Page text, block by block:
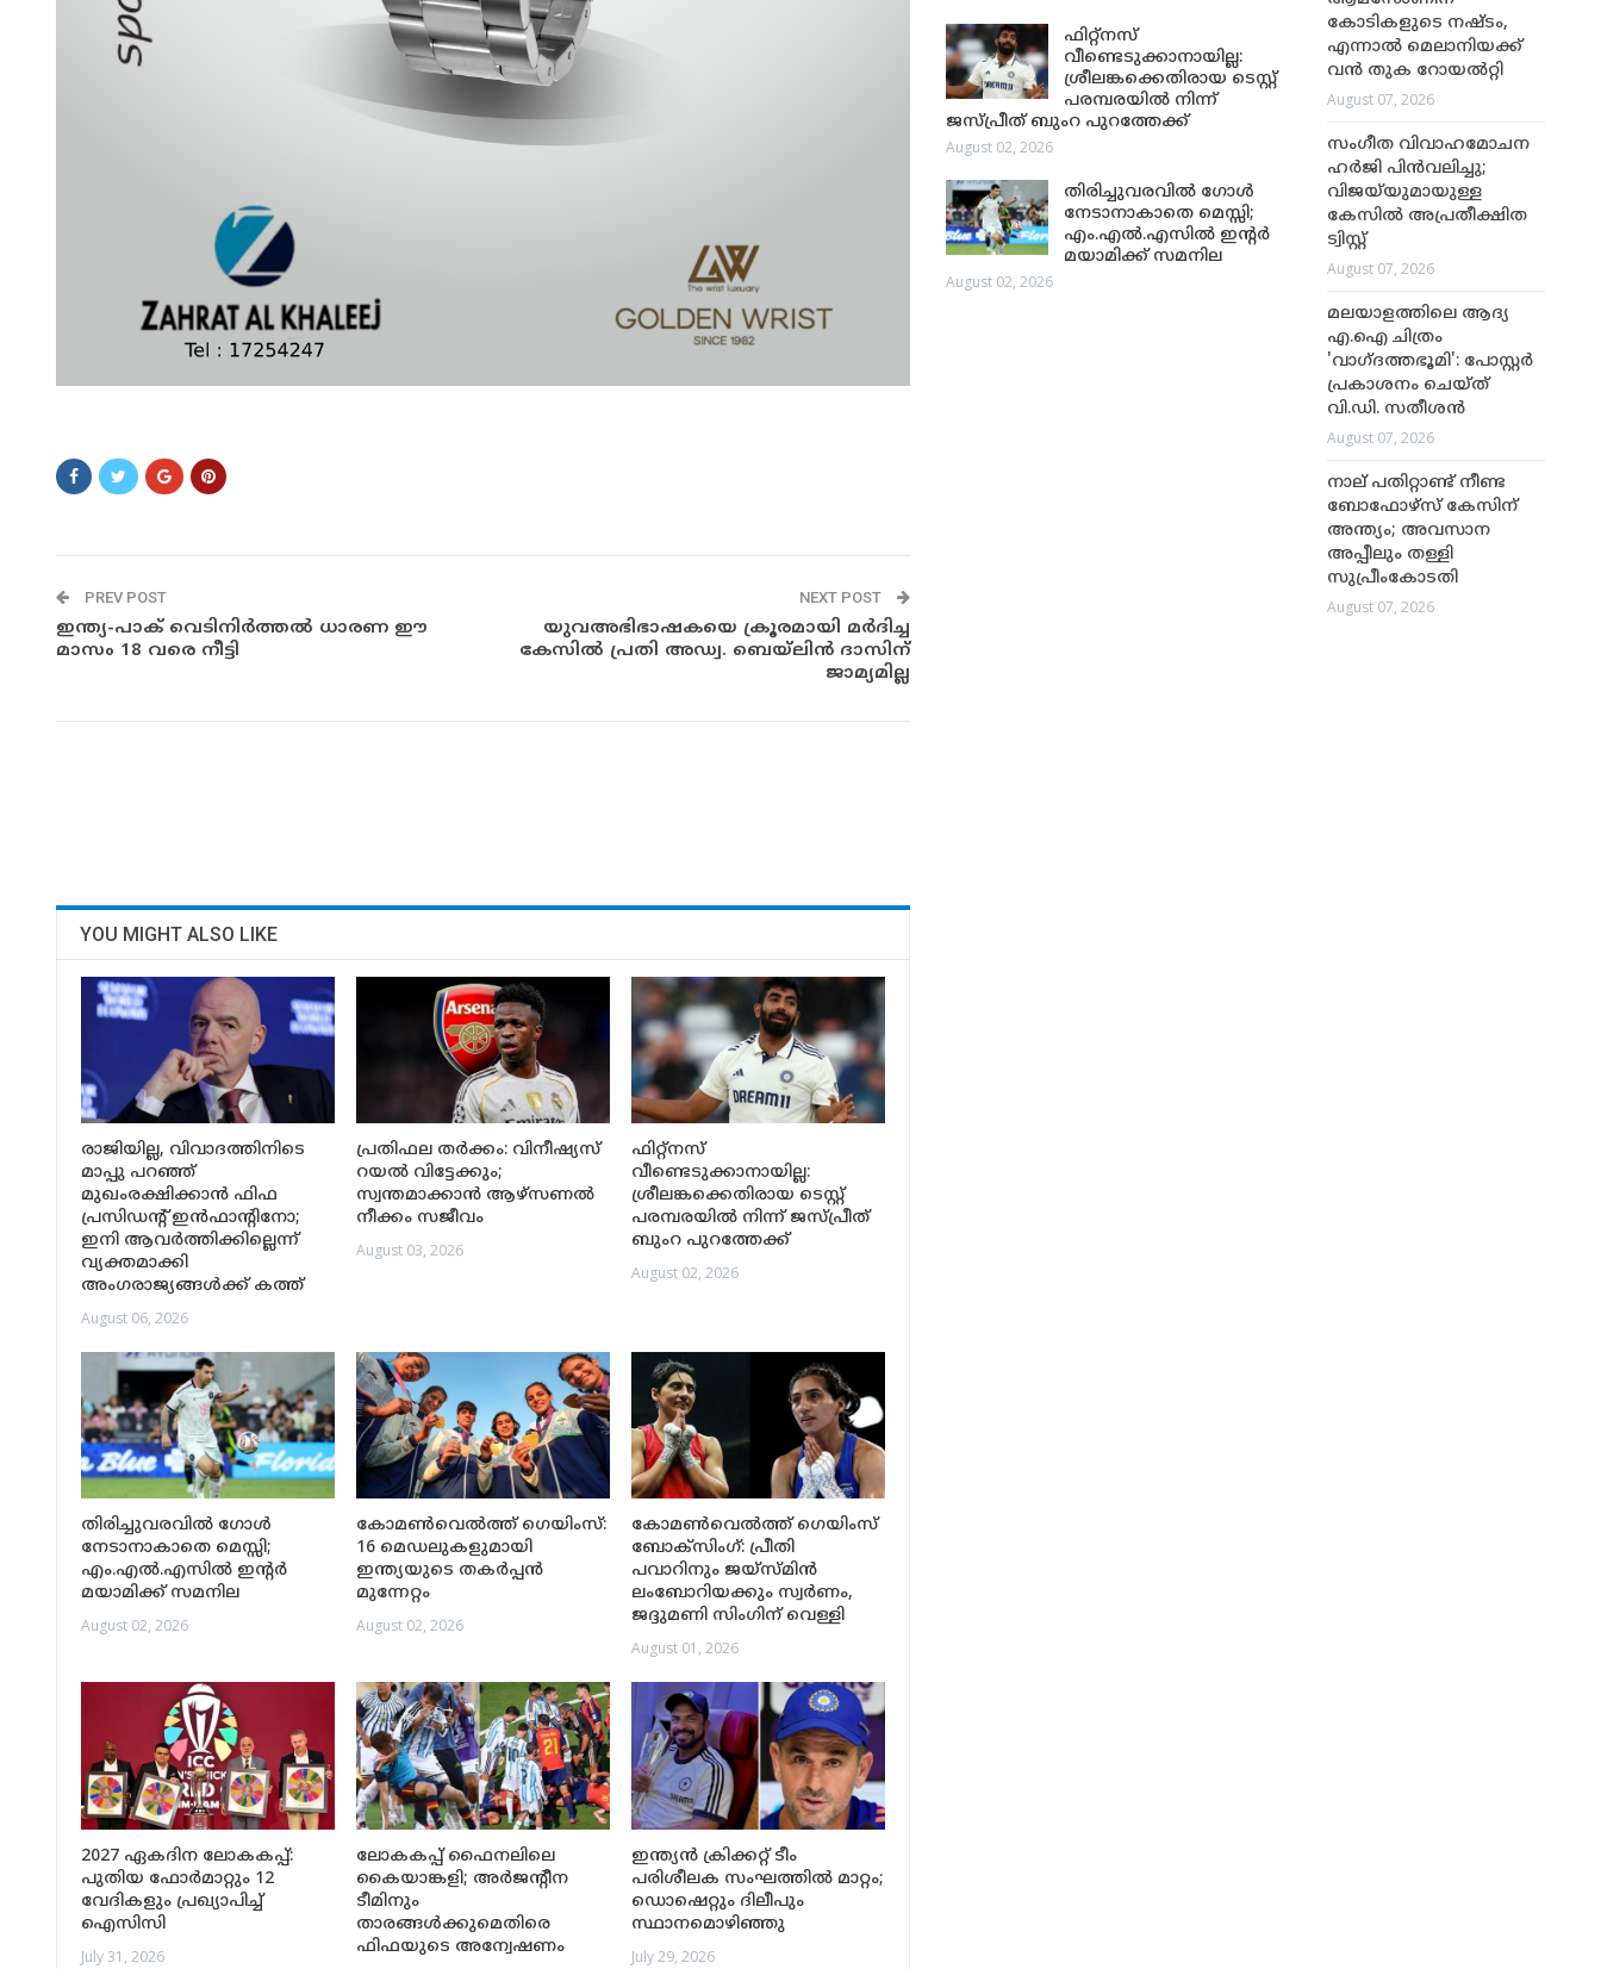
PREV POST
ഇന്ത്യ-പാക് വെടിനിര്‍ത്തല്‍ ധാരണ ഈ
മാസം 18 വരെ നീട്ടി
NEXT POST
യുവഅഭിഭാഷകയെ ക്രൂരമായി മർദിച്ച
കേസിൽ പ്രതി അഡ്വ. ബെ‌യ്‌ലിൻ ദാസിന്
ജാമ്യമില്ല
YOU MIGHT ALSO LIKE
രാജിയില്ല, വിവാദത്തിനിടെ
മാപ്പു പറഞ്ഞ്
മുഖംരക്ഷിക്കാൻ ഫിഫ
പ്രസിഡന്റ് ഇൻഫാന്റിനോ;
ഇനി ആവർത്തിക്കില്ലെന്ന്
വ്യക്തമാക്കി
അംഗരാജ്യങ്ങൾക്ക് കത്ത്
August 06, 2026
പ്രതിഫല തർക്കം: വിനീഷ്യസ്
റയൽ വിട്ടേക്കും;
സ്വന്തമാക്കാൻ ആഴ്സണൽ
നീക്കം സജീവം
August 03, 2026
ഫിറ്റ്നസ്
വീണ്ടെടുക്കാനായില്ല:
ശ്രീലങ്കക്കെതിരായ ടെസ്റ്റ്
പരമ്പരയിൽ നിന്ന് ജസ്പ്രീത്
ബുംറ പുറത്തേക്ക്
August 02, 2026
തിരിച്ചുവരവിൽ ഗോൾ
നേടാനാകാതെ മെസ്സി;
എം.എൽ.എസിൽ ഇന്റർ
മയാമിക്ക് സമനില
August 02, 2026
കോമൺവെൽത്ത് ഗെയിംസ്:
16 മെഡലുകളുമായി
ഇന്ത്യയുടെ തകർപ്പൻ
മുന്നേറ്റം
August 02, 2026
കോമൺവെൽത്ത് ഗെയിംസ്
ബോക്‌സിംഗ്: പ്രീതി
പവാറിനും ജയ്‌സ്മിൻ
ലംബോറിയക്കും സ്വർണം,
ജദ്ദുമണി സിംഗിന് വെള്ളി
August 01, 2026
2027 ഏകദിന ലോകകപ്പ്:
പുതിയ ഫോർമാറ്റും 12
വേദികളും പ്രഖ്യാപിച്ച്
ഐസിസി
July 31, 2026
ലോകകപ്പ് ഫൈനലിലെ
കൈയാങ്കളി; അർജന്റീന
ടീമിനും
താരങ്ങൾക്കുമെതിരെ
ഫിഫയുടെ അന്വേഷണം
ഇന്ത്യൻ ക്രിക്കറ്റ് ടീം
പരിശീലക സംഘത്തിൽ മാറ്റം;
ഡൊഷെറ്റും ദിലീപും
സ്ഥാനമൊഴിഞ്ഞു
July 29, 2026
ഫിറ്റ്നസ്
വീണ്ടെടുക്കാനായില്ല:
ശ്രീലങ്കക്കെതിരായ ടെസ്റ്റ്
പരമ്പരയിൽ നിന്ന്
ജസ്പ്രീത് ബുംറ പുറത്തേക്ക്
August 02, 2026
തിരിച്ചുവരവിൽ ഗോൾ
നേടാനാകാതെ മെസ്സി;
എം.എൽ.എസിൽ ഇന്റർ
മയാമിക്ക് സമനില
August 02, 2026
കോടികളുടെ നഷ്ടം,
എന്നാൽ മെലാനിയക്ക്
വൻ തുക റോയൽറ്റി
August 07, 2026
സംഗീത വിവാഹമോചന
ഹർജി പിൻവലിച്ചു;
വിജയ്‌യുമായുള്ള
കേസിൽ അപ്രതീക്ഷിത
ട്വിസ്റ്റ്
August 07, 2026
മലയാളത്തിലെ ആദ്യ
എ.ഐ ചിത്രം
'വാഗ്ദത്തഭൂമി': പോസ്റ്റർ
പ്രകാശനം ചെയ്ത്
വി.ഡി. സതീശൻ
August 07, 2026
നാല് പതിറ്റാണ്ട് നീണ്ട
ബോഫോഴ്സ് കേസിന്
അന്ത്യം; അവസാന
അപ്പീലും തള്ളി
സുപ്രീംകോടതി
August 07, 2026